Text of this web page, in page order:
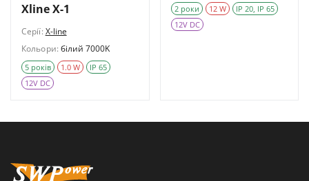
Xline X-1
Серії: X-line
Кольори: білий 7000K
5 років 1.0 W
IP 65
12V DC
2 роки 12 W
IP 20, IP 65
12V DC